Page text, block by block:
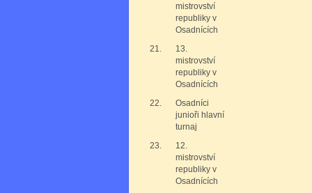
mistrovství
republiky v
Osadnících
21.
13.
mistrovství
republiky v
Osadnících
22.
Osadníci
junioři hlavní
turnaj
23.
12.
mistrovství
republiky v
Osadnících